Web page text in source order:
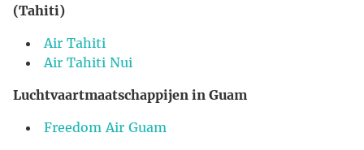
(Tahiti)
Air Tahiti
Air Tahiti Nui
Luchtvaartmaatschappijen in Guam
Freedom Air Guam